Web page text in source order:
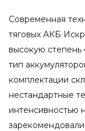
Современная
тяговых АКБ
высокую степень
тип
комплектации
нестандартные
интенсивностью